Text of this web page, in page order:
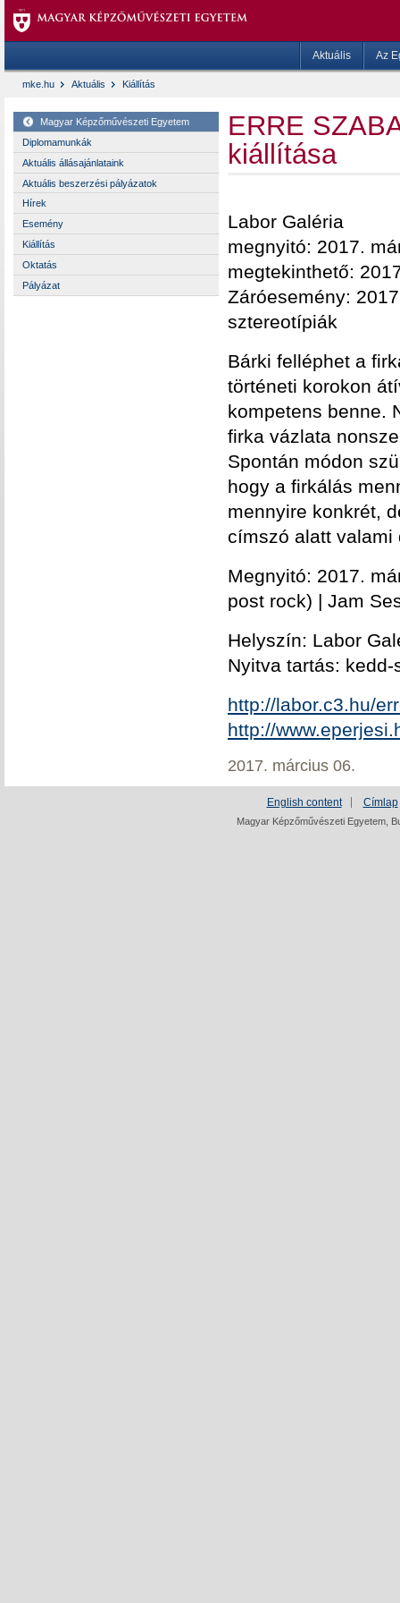
Aktuális Az
mke.hu Aktuális Kiállítás
Magyar Képzőművészeti Egyetem
Diplomamunkák
Aktuális állásajánlataink
Aktuális beszerzési pályázatok
Hírek
Esemény
Kiállítás
Oktatás
Pályázat
ERRE
kiállítása
Labor Galéria
megnyitó: 2017.
megtekinthető:
Záróesemény:
sztereotípiák
Bárki felléphet a
történeti korokon
kompetens benne.
firka vázlata
Spontán módon
hogy a firkálás
mennyire konkrét,
címszó alatt valami
Megnyitó: 2017.
post rock) | Jam
Helyszín: Labor
Nyitva tartás:
http://labor.c3.hu/
http://
2017. március 06.
English content Címlap
Magyar Képzőművészeti Egyetem,